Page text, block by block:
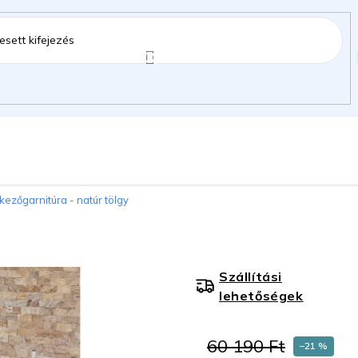
- natúr tölgy
60 190 Ft –21 %
Szállítási
lehetőségek